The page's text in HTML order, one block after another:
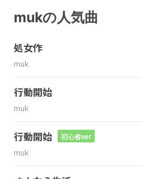
mukの人気曲
処女作
muk
行動開始
muk
行動開始 初心者ver
muk